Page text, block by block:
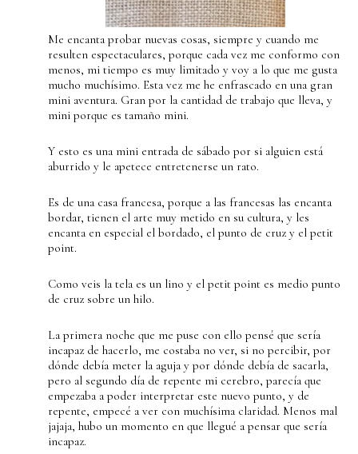
Me encanta probar nuevas cosas, siempre y cuando me
resulten espectaculares, porque cada vez me conformo con
menos, mi tiempo es muy limitado y voy a lo que me gusta
mucho muchísimo. Esta vez me he enfrascado en una gran
mini aventura. Gran por la cantidad de trabajo que lleva, y
mini porque es tamaño mini.
Y esto es una mini entrada de sábado por si alguien está
aburrido y le apetece entretenerse un rato.
Es de una casa francesa, porque a las francesas las encanta
bordar, tienen el arte muy metido en su cultura, y les
encanta en especial el bordado, el punto de cruz y el petit
point.
Como veis la tela es un lino y el petit point es medio punto
de cruz sobre un hilo.
La primera noche que me puse con ello pensé que sería
incapaz de hacerlo, me costaba no ver, si no percibir, por
dónde debía meter la aguja y por dónde debía de sacarla,
pero al segundo día de repente mi cerebro, parecía que
empezaba a poder interpretar este nuevo punto, y de
repente, empecé a ver con muchísima claridad. Menos mal
jajaja, hubo un momento en que llegué a pensar que sería
incapaz.